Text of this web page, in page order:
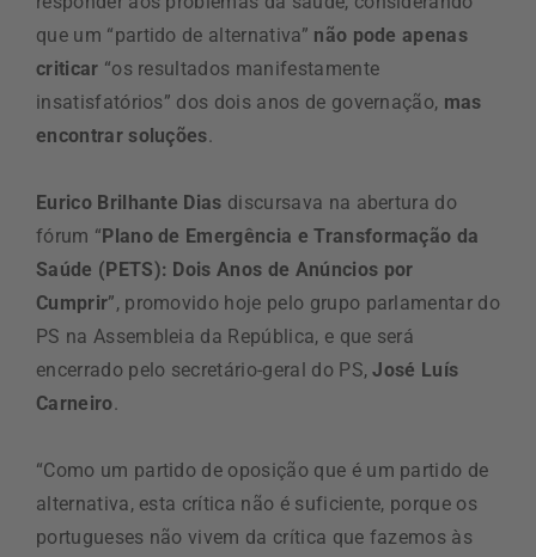
que um “partido de alternativa” não pode apenas
criticar “os resultados manifestamente
insatisfatórios” dos dois anos de governação, mas
encontrar soluções.
Eurico Brilhante Dias discursava na abertura do
fórum “Plano de Emergência e Transformação da
Saúde (PETS): Dois Anos de Anúncios por
Cumprir”, promovido hoje pelo grupo parlamentar do
PS na Assembleia da República, e que será
encerrado pelo secretário-geral do PS,José Luís
Carneiro.
“Como um partido de oposição que é um partido de
alternativa, esta crítica não é suficiente, porque os
portugueses não vivem da crítica que fazemos às